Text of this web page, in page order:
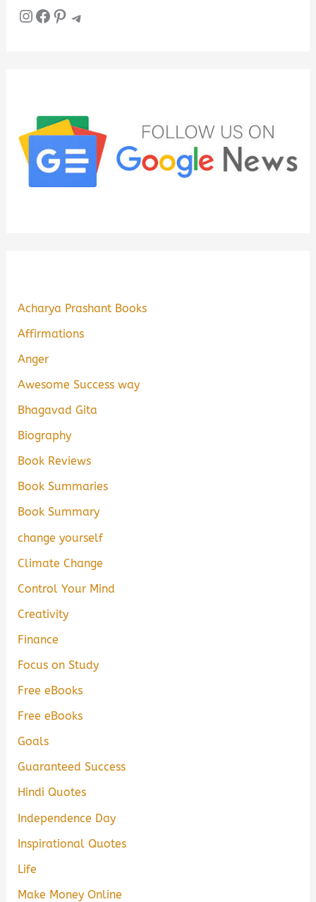
InstagramFacebook Pinterest Telegram
Acharya Prashant Books
Affirmations
Anger
Awesome Success way
Bhagavad Gita
Biography
Book Reviews
Book Summaries
Book Summary
change yourself
Climate Change
Control Your Mind
Creativity
Finance
Focus on Study
Free eBooks
Free eBooks
Goals
Guaranteed Success
Hindi Quotes
Independence Day
Inspirational Quotes
Life
Make Money Online